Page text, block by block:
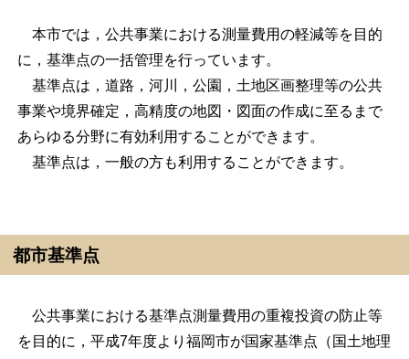
本市では，公共事業における測量費用の軽減等を目的
に，基準点の一括管理を行っています。
基準点は，道路，河川，公園，土地区画整理等の公共
事業や境界確定，高精度の地図・図面の作成に至るまで
あらゆる分野に有効利用することができます。
基準点は，一般の方も利用することができます。
都市基準点
公共事業における基準点測量費用の重複投資の防止等
を目的に，平成7年度より福岡市が国家基準点（国土地理